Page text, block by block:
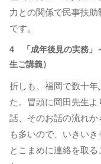
力との関係で民事扶
です。
4 「成年後見の実務」
生ご講義）
折しも、福岡で数十
た。冒頭に岡田先生
話、そのお話の流れ
も多いので、いきい
とこまめに連絡を取